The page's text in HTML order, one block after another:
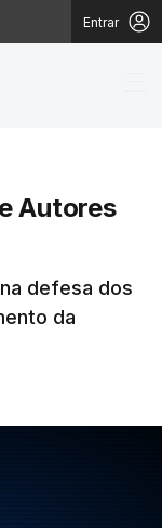
Entrar
Autores
defesa dos
da